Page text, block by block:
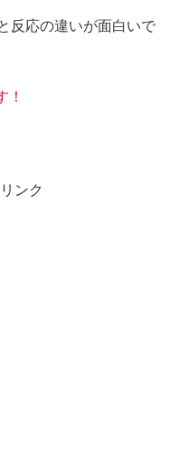
反応の違いが面白いで
ンク